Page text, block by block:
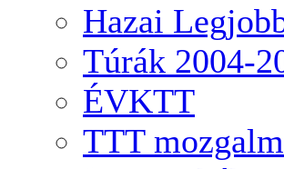
Hazai
Túrák 2004-
ÉVKTT
TTT